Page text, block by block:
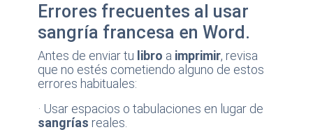
Errores frecuentes al usar
sangría francesa en Word.
Antes de enviar tu libro a imprimir, revisa
que no estés cometiendo alguno de estos
errores habituales:
· Usar espacios o tabulaciones en lugar de
sangrías reales.